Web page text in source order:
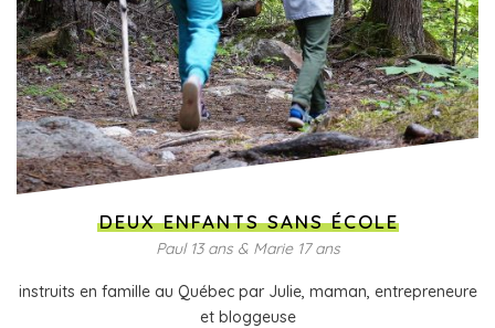
DEUX ENFANTS SANS ÉCOLE
Paul 13 ans & Marie 17 ans
instruits en famille au Québec par Julie, maman, entrepreneure
et bloggeuse